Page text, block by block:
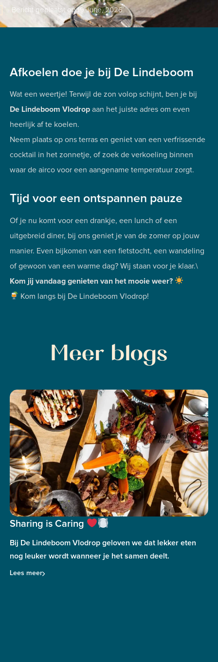
Bericht geplaatst op:19 June, 2026
Afkoelen doe je bij De Lindeboom
Wat een weertje! Terwijl de zon volop schijnt, ben je bij
De Lindeboom Vlodrop aan het juiste adres om even
heerlijk af te koelen.
Neem plaats op ons terras en geniet van een verfrissende
cocktail in het zonnetje, of zoek de verkoeling binnen
waar de airco voor een aangename temperatuur zorgt.
Tijd voor een ontspannen pauze
Of je nu komt voor een drankje, een lunch of een
uitgebreid diner, bij ons geniet je van de zomer op jouw
manier. Even bijkomen van een fietstocht, een wandeling
of gewoon van een warme dag? Wij staan voor je klaar.\
Kom jij vandaag genieten van het mooie weer?
Kom langs bij De Lindeboom Vlodrop!
Meer blogs
Sharing is Caring
Bij De Lindeboom Vlodrop geloven we dat lekker eten
nog leuker wordt wanneer je het samen deelt.
Lees meer